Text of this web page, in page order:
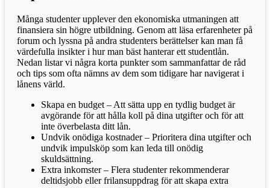
Många studenter upplever den ekonomiska utmaningen att
finansiera sin högre utbildning. Genom att läsa erfarenheter på
forum och lyssna på andra studenters berättelser kan man få
värdefulla insikter i hur man bäst hanterar ett studentlån.
Nedan listar vi några korta punkter som sammanfattar de råd
och tips som ofta nämns av dem som tidigare har navigerat i
lånens värld.
Skapa en budget – Att sätta upp en tydlig budget är
avgörande för att hålla koll på dina utgifter och för att
inte överbelasta ditt lån.
Undvik onödiga kostnader – Prioritera dina utgifter och
undvik impulsköp som kan leda till onödig
skuldsättning.
Extra inkomster – Flera studenter rekommenderar
deltidsjobb eller frilansuppdrag för att skapa extra